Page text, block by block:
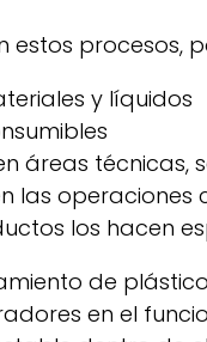
estos procesos,
y líquidos
áreas técnicas,
las operaciones
los hacen
de
en el